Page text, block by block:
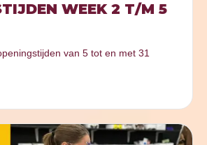
WEEK 2 T/M 5
van 5 tot en met 31